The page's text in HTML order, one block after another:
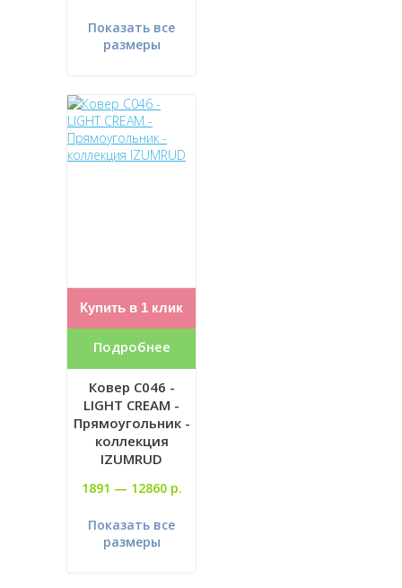
Показать все
размеры
Купить в 1 клик
Подробнее
Ковер C046 -
LIGHT CREAM -
Прямоугольник -
коллекция
IZUMRUD
1891 — 12860 р.
Показать все
размеры